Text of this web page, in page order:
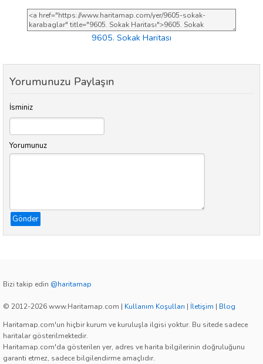
9605. Sokak Haritası
Yorumunuzu Paylaşın
İsminiz
Yorumunuz
Gönder
Bizi takip edin @haritamap
© 2012-2026 www.Haritamap.com | Kullanım Koşulları | İletişim | Blog
Haritamap.com'un hiçbir kurum ve kuruluşla ilgisi yoktur. Bu sitede sadece
haritalar gösterilmektedir.
Haritamap.com'da gösterilen yer, adres ve harita bilgilerinin doğruluğunu
garanti etmez, sadece bilgilendirme amaçlıdır.